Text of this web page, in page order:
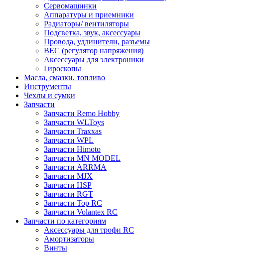
Сервомашинки
Аппаратуры и приемники
Радиаторы/ вентиляторы
Подсветка, звук, аксессуары
Провода, удлинители, разъемы
BEC (регулятор напряжения)
Аксессуары для электроники
Гироскопы
Масла, смазки, топливо
Инструменты
Чехлы и сумки
Запчасти
Запчасти Remo Hobby
Запчасти WLToys
Запчасти Traxxas
Запчасти WPL
Запчасти Himoto
Запчасти MN MODEL
Запчасти ARRMA
Запчасти MJX
Запчасти HSP
Запчасти RGT
Запчасти Top RC
Запчасти Volantex RC
Запчасти по категориям
Аксессуары для трофи RC
Амортизаторы
Винты